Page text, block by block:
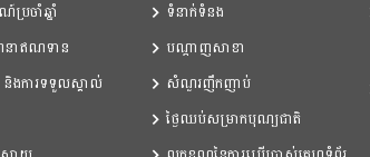
ប្រចាំឆ្នាំ
នាឥណទាន
និងការទទួលស្គាល់
ទំនាក់ទំនង
បណ្ដាញសាខា
សំណួរ​ញឹកញាប់
ថ្ងៃឈប់សម្រាក​បុណ្យជាតិ